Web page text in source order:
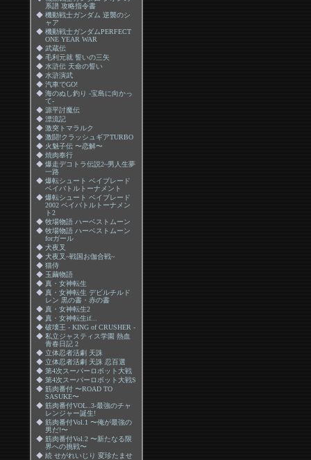
系譜 攻略指令書
◆ 機動戦士ガンダム 逆襲のシ
ャア
◆ 機動戦士ガンダムPERFECT
ONE YEAR WAR
◆ 武蔵伝
◆ 毛利元就 誓いの三矢
◆ 水滸伝 天命の誓い
◆ 水滸演武
◆ 汽車でGO!
◆ 海のぬし釣り -宝島に向かっ
て-
◆ 源平討魔伝
◆ 漂流記
◆ 激突トマラルク
◆ 激闘!クラッシュギアTURBO
◆ 火魅子伝 〜恋解〜
◆ 焼肉奉行
◆ 爆走デコトラ伝説2~男人生夢
一路
◆ 爆転シュート ベイブレード
ベイバトルトーナメント
◆ 爆転シュート ベイブレード
2002 ベイバトルトーナメン
ト2
◆ 牧場物語 ハーベストムーン
◆ 牧場物語 ハーベストムーン
forガール
◆ 犬夜叉
◆ 犬夜叉~戦国お伽合戦~
◆ 猫侍
◆ 玉繭物語
◆ 真・女神転生
◆ 真・女神転生 デビルチルド
レン 黒の書・赤の書
◆ 真・女神転生2
◆ 真・女神転生if...
◆ 破壊王 - KING of CRUSHER -
◆ 私立ジャスティス学園 熱血
青春日記 2
◆ 立体忍者活劇 天誅
◆ 立体忍者活劇 天誅 忍百選
◆ 第4次スーパーロボット大戦
◆ 第4次スーパーロボット大戦S
◆ 筋肉番付 〜ROAD TO
SASUKE〜
◆ 筋肉番付VOL..3-最強のチャ
レンジャー誕生!
◆ 筋肉番付Vol.1 〜俺が最強の
男だ!〜
◆ 筋肉番付Vol.2 〜新たなる限
界への挑戦〜
◆ 続 せがれいじり 変珍たませ